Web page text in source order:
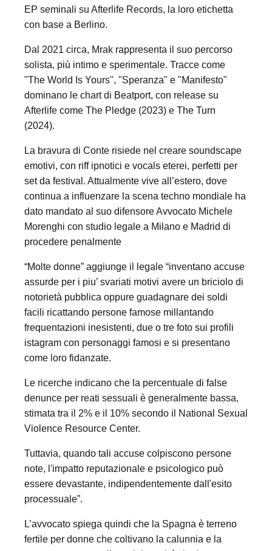
EP seminali su Afterlife Records, la loro etichetta
con base a Berlino.
Dal 2021 circa, Mrak rappresenta il suo percorso
solista, più intimo e sperimentale. Tracce come
"The World Is Yours", "Speranza" e "Manifesto"
dominano le chart di Beatport, con release su
Afterlife come The Pledge (2023) e The Turn
(2024).
La bravura di Conte risiede nel creare soundscape
emotivi, con riff ipnotici e vocals eterei, perfetti per
set da festival. Attualmente vive all’estero, dove
continua a influenzare la scena techno mondiale ha
dato mandato al suo difensore Avvocato Michele
Morenghi con studio legale a Milano e Madrid di
procedere penalmente
“Molte donne” aggiunge il legale “inventano accuse
assurde per i piu’ svariati motivi avere un briciolo di
notorietà pubblica oppure guadagnare dei soldi
facili ricattando persone famose millantando
frequentazioni inesistenti, due o tre foto sui profili
istagram con personaggi famosi e si presentano
come loro fidanzate.
Le ricerche indicano che la percentuale di false
denunce per reati sessuali è generalmente bassa,
stimata tra il 2% e il 10% secondo il National Sexual
Violence Resource Center.
Tuttavia, quando tali accuse colpiscono persone
note, l'impatto reputazionale e psicologico può
essere devastante, indipendentemente dall'esito
processuale”.
L’avvocato spiega quindi che la Spagna è terreno
fertile per donne che coltivano la calunnia e la